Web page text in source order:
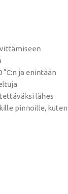
ja enintään
lähes
pinnoille, kuten